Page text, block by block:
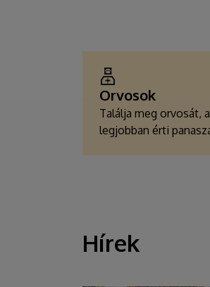
Orvosok
Találja meg orvosát,
legjobban érti
HÍREK
Hírek